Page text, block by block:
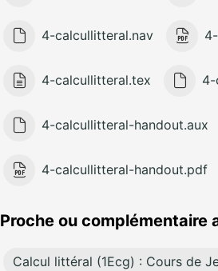
4-calcullitteral.nav
4-calcullitteral.tex
4-calcullitteral-handout.aux
4-calcullitteral-handout.pdf
Proche ou complémentaire
Calcul littéral (1Ecg) : Cours de